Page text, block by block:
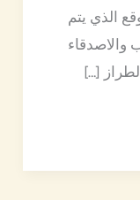
الذي يتم
والاصدقاء
[…]